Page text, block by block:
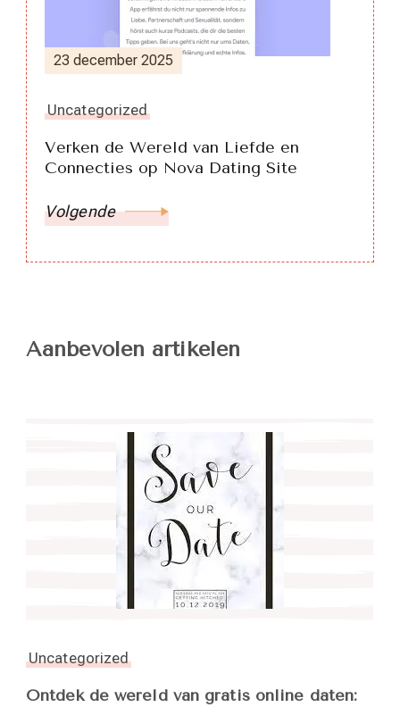
23 december 2025
Uncategorized
Verken de Wereld van Liefde en
Connecties op Nova Dating Site
Volgende
Aanbevolen artikelen
Uncategorized
Ontdek de wereld van gratis online daten: